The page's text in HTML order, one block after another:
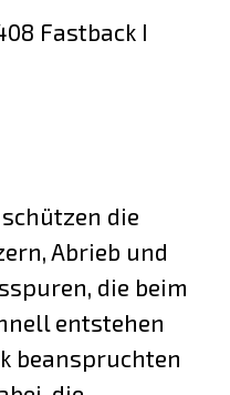
Fastback I
die
Abrieb und
die beim
entstehen
beanspruchten